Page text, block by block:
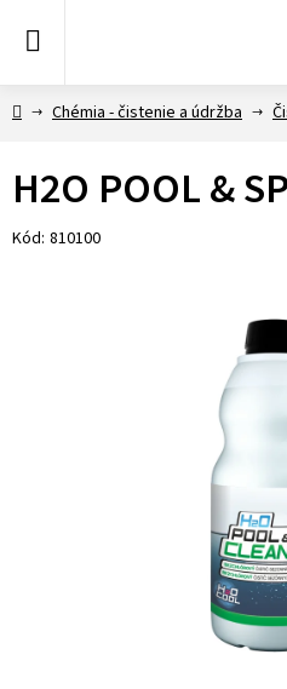
DomovChémia - čistenie a údržba
H2O POOL &
Kód: 810100